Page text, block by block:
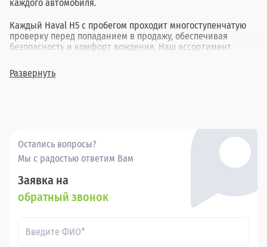
каждого автомобиля.
Каждый Haval H5 с пробегом проходит многоступенчатую
проверку перед попаданием в продажу, обеспечивая
безопасность и комфорт вождения. Наш ассортимент
позволяя найти идеальный вариант для каждого клиента.
Развернуть
Остались вопросы?
Мы с радостью ответим Вам
Заявка на
обратный звонок